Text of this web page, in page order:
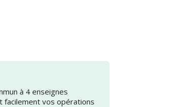
à 4 enseignes
facilement vos opérations